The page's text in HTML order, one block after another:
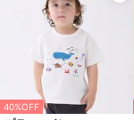
40%OFF